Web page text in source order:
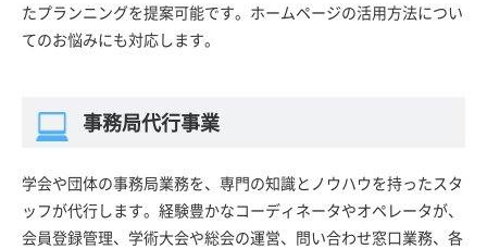
たプランニングを提案可能です。ホームページの活用方法につい
てのお悩みにも対応します。
事務局代行事業
学会や団体の事務局業務を、専門の知識とノウハウを持ったスタ
ッフが代行します。経験豊かなコーディネータやオペレータが、
会員登録管理、学術大会や総会の運営、問い合わせ窓口業務、各